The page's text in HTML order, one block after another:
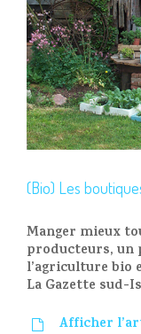
(Bio) Les
Manger mieux
producteurs, un
l’agriculture bio
La Gazette sud-
Afficher